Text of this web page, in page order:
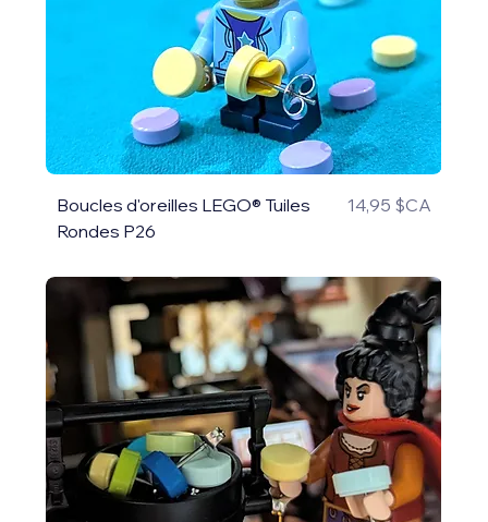
Boucles d'oreilles LEGO® Tuiles
Rondes P26
Prix
14,95 $CA